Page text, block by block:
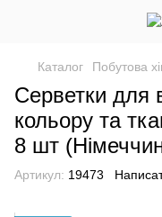
Каталог Побутова
Серветки для
кольору та
8 шт
Артикул: 19473